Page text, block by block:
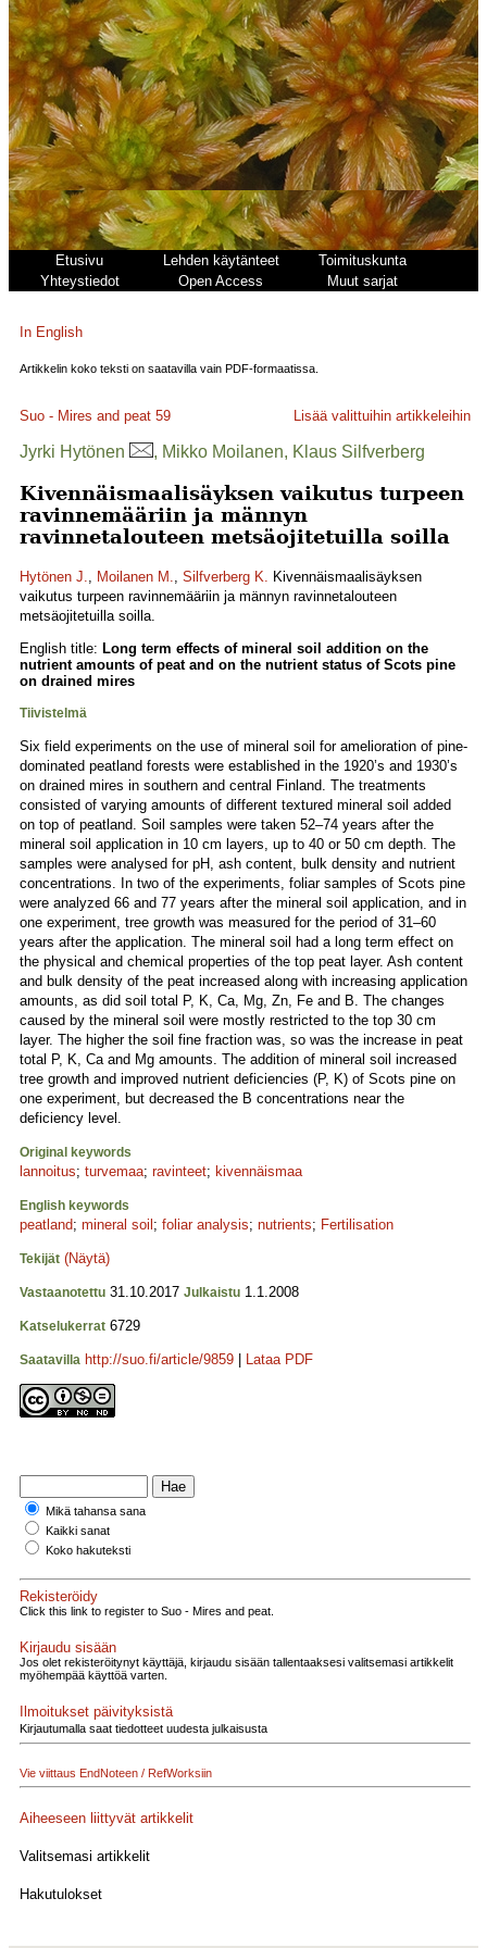
Etusivu Lehden käytänteet
Toimituskunta
Yhteystiedot
Open Access Muut sarjat
In English
Artikkelin koko teksti on saatavilla vain PDF-formaatissa.
Suo - Mires and peat 59 Lisää valittuihin artikkeleihin
Jyrki Hytönen , Mikko Moilanen, Klaus Silfverberg
Kivennäismaalisäyksen vaikutus turpeen
ravinnemääriin ja männyn
ravinnetalouteen metsäojitetuilla soilla
Hytönen J., Moilanen M., Silfverberg K. Kivennäismaalisäyksen
vaikutus turpeen ravinnemääriin ja männyn ravinnetalouteen
metsäojitetuilla soilla.
English title: Long term effects of mineral soil addition on the
nutrient amounts of peat and on the nutrient status of Scots pine
on drained mires
Tiivistelmä
Six field experiments on the use of mineral soil for amelioration of pine-
dominated peatland forests were established in the 1920’s and 1930’s
on drained mires in southern and central Finland. The treatments
consisted of varying amounts of different textured mineral soil added
on top of peatland. Soil samples were taken 52–74 years after the
mineral soil application in 10 cm layers, up to 40 or 50 cm depth. The
samples were analysed for pH, ash content, bulk density and nutrient
concentrations. In two of the experiments, foliar samples of Scots pine
were analyzed 66 and 77 years after the mineral soil application, and in
one experiment, tree growth was measured for the period of 31–60
years after the application. The mineral soil had a long term effect on
the physical and chemical properties of the top peat layer. Ash content
and bulk density of the peat increased along with increasing application
amounts, as did soil total P, K, Ca, Mg, Zn, Fe and B. The changes
caused by the mineral soil were mostly restricted to the top 30 cm
layer. The higher the soil fine fraction was, so was the increase in peat
total P, K, Ca and Mg amounts. The addition of mineral soil increased
tree growth and improved nutrient deficiencies (P, K) of Scots pine on
one experiment, but decreased the B concentrations near the
deficiency level.
Original keywords
lannoitus; turvemaa; ravinteet; kivennäismaa
English keywords
peatland; mineral soil ; foliar analysis; nutrients; Fertilisation
Tekijät (Näytä)
Vastaanotettu 31.10.2017 Julkaistu 1.1.2008
Katselukerrat 6729
Saatavilla http://suo.fi/article/9859 Lataa PDF
Mikä tahansa sana
Kaikki sanat
Koko hakuteksti
Rekisteröidy
Click this link to register to Suo - Mires and peat.
Kirjaudu sisään
Jos olet rekisteröitynyt käyttäjä, kirjaudu sisään tallentaaksesi valitsemasi artikkelit
myöhempää käyttöä varten.
Ilmoitukset päivityksistä
Kirjautumalla saat tiedotteet uudesta julkaisusta
Vie viittaus EndNoteen / RefWorksiin
Aiheeseen liittyvät artikkelit
Valitsemasi artikkelit
Hakutulokset